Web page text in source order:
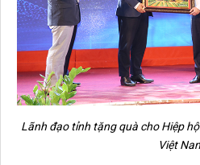
Lãnh đạo tỉnh tặng quà cho Hiệp
Việt